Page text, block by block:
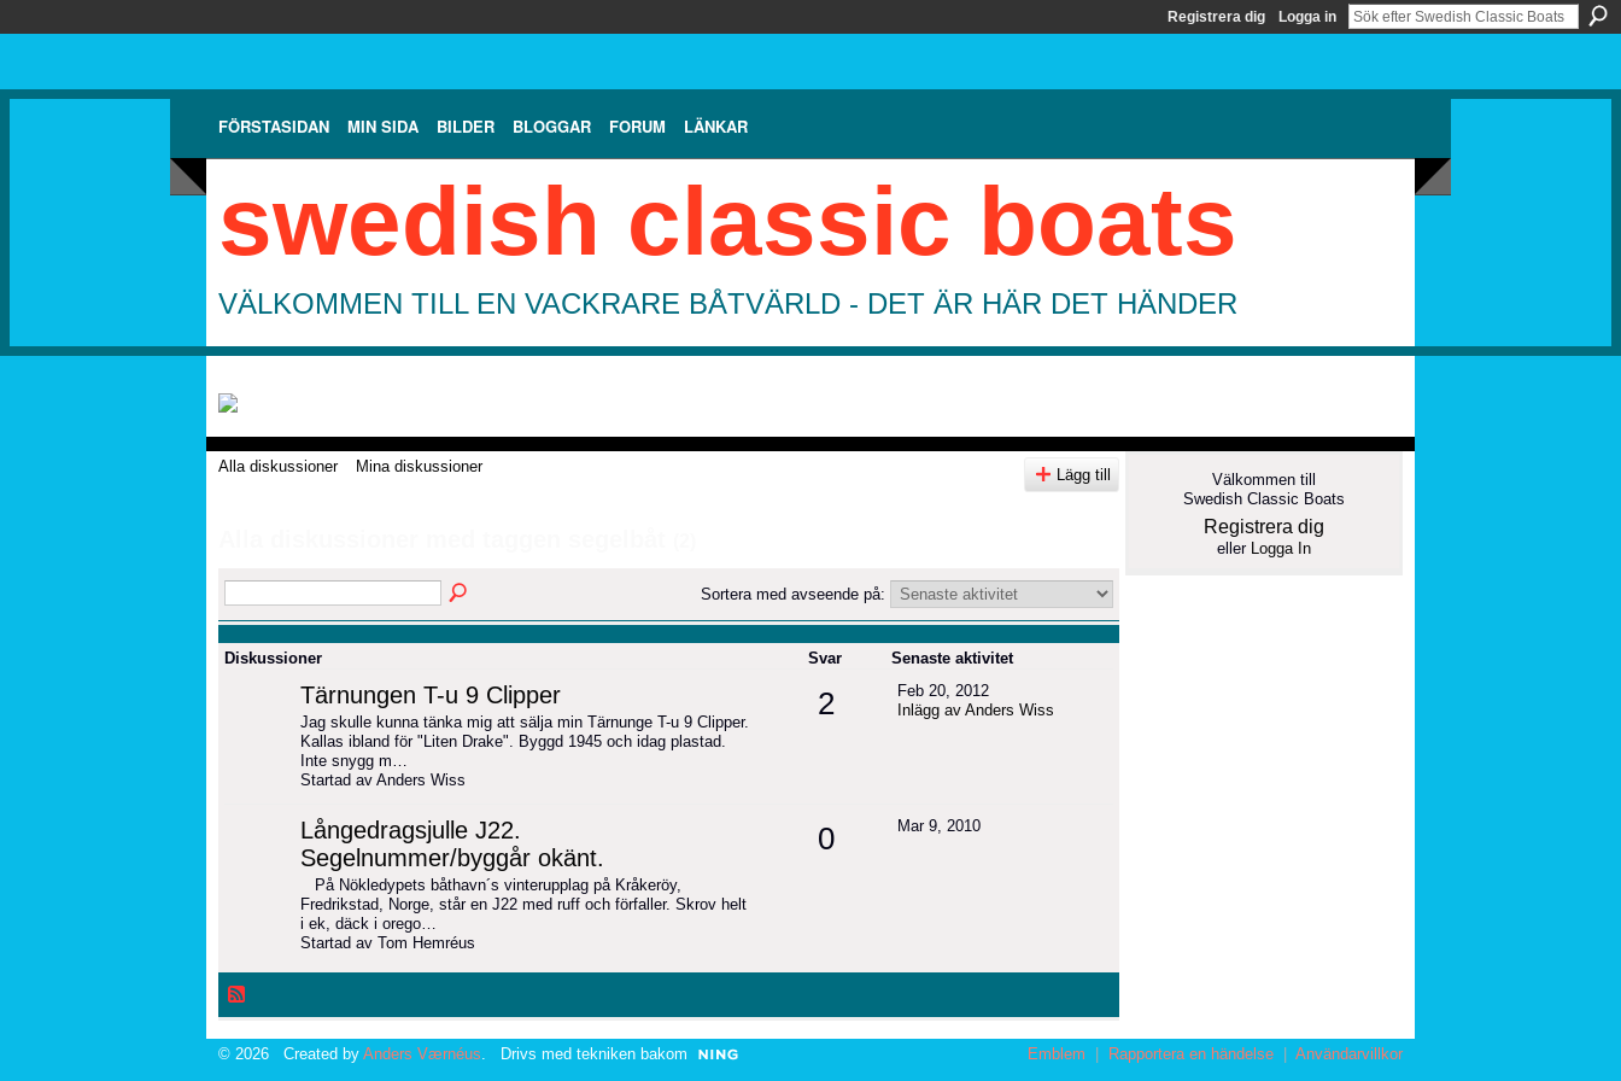
Registrera dig Logga in
FÖRSTASIDAN MIN SIDA BILDER BLOGGAR FORUM LÄNKAR
swedish classic boats
VÄLKOMMEN TILL EN VACKRARE BÅTVÄRLD - DET ÄR HÄR DET HÄNDER
Alla diskussioner Mina diskussioner Lägg till
Sortera med avseende på:
Diskussioner Svar Senaste aktivitet
Tärnungen T-u 9 Clipper
Jag skulle kunna tänka mig att sälja min Tärnunge T-u 9 Clipper.
Kallas ibland för "Liten Drake". Byggd 1945 och idag plastad.
Inte snygg m…
Startad av Anders Wiss
2
Feb 20, 2012
Inlägg av Anders Wiss
Långedragsjulle J22.
Segelnummer/byggår okänt.
På Nökledypets båthavn´s vinterupplag på Kråkeröy,
Fredrikstad, Norge, står en J22 med ruff och förfaller. Skrov helt
i ek, däck i orego…
Startad av Tom Hemréus
0 Mar 9, 2010
Välkommen till
Swedish Classic Boats
Registrera dig
eller Logga In
© 2026 Created by Anders Værnéus . Drivs med tekniken bakom Emblem | Rapportera en händelse | Användarvillkor